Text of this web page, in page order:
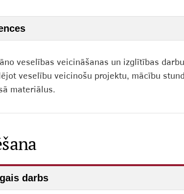
veselības veicināšanas un izglītības
veselību veicinošu projektu, mācību
materiālus.
darbs